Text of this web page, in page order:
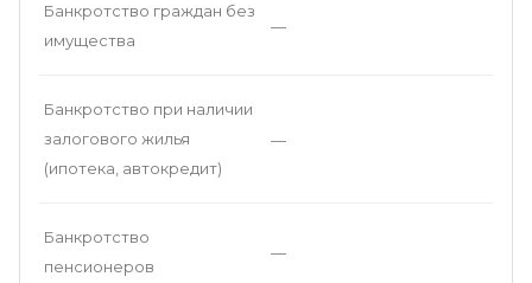
Банкротство граждан без
имущества
—
Банкротство при наличии
залогового жилья
(ипотека, автокредит)
—
Банкротство
пенсионеров
—